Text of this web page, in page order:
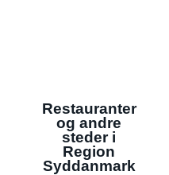
Restauranter
og andre
steder i
Region
Syddanmark